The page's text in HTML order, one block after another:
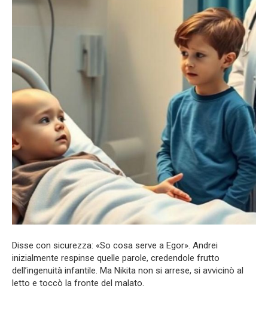
Disse con sicurezza: «So cosa serve a Egor». Andrei
inizialmente respinse quelle parole, credendole frutto
dell’ingenuità infantile. Ma Nikita non si arrese, si avvicinò al
letto e toccò la fronte del malato.